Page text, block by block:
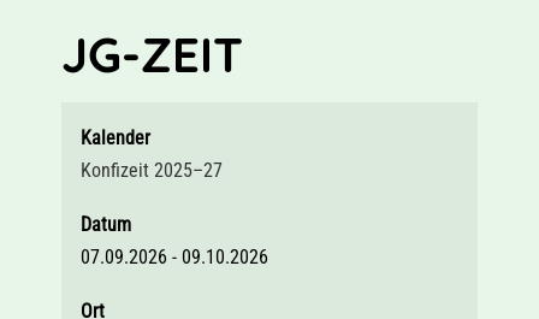
JG-ZEIT
Kalender
Konfizeit 2025–27
Datum
07.09.2026 - 09.10.2026
Ort